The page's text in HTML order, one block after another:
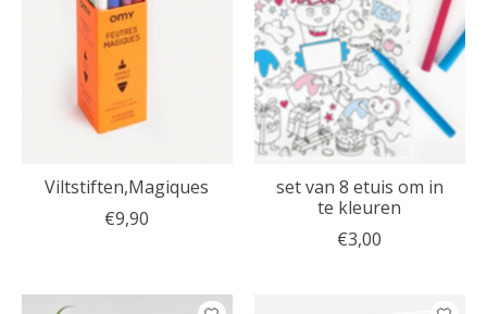
Viltstiften,Magiques
€9,90
set van 8 etuis om in
te kleuren
€3,00